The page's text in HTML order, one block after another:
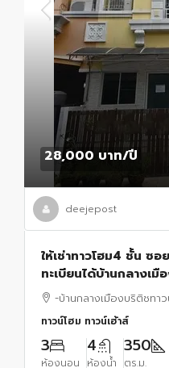
28,000 บาท/ปี
deejepost
ให้เช่าทาวโฮม4 ชั้น ซ
ทะเบียนได้บ้านกลางเ
ถนนบางนา-ตราด ถนน
-บ้านกลางเมืองบริติชทา
ทาวน์โฮม ทาวน์เฮ้าส์
3
ห้องนอน
4
ห้องน้ำ
350
ตร.ม.